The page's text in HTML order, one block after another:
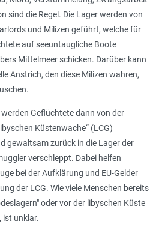
sind die Regel. Die Lager werden von
und Milizen geführt, welche für
auf seeuntaugliche Boote
Mittelmeer schicken. Darüber kann
Anstrich, den diese Milizen wahren,
werden Geflüchtete dann von der
Küstenwache“ (LCG)
gewaltsam zurück in die Lager der
verschleppt. Dabei helfen
bei der Aufklärung und EU-Gelder
der LCG. Wie viele Menschen bereits
oder vor der libyschen Küste
ist unklar.